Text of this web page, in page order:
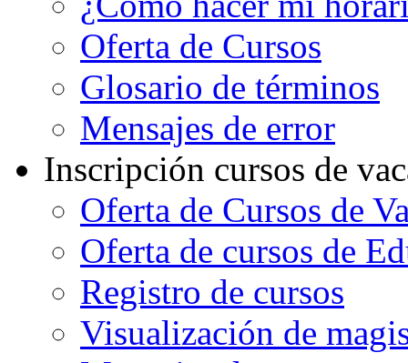
Oferta de Cursos
Glosario de términos
Mensajes de error
Inscripción cursos de
Oferta de Cursos de
Oferta de cursos de
Registro de cursos
Visualización de